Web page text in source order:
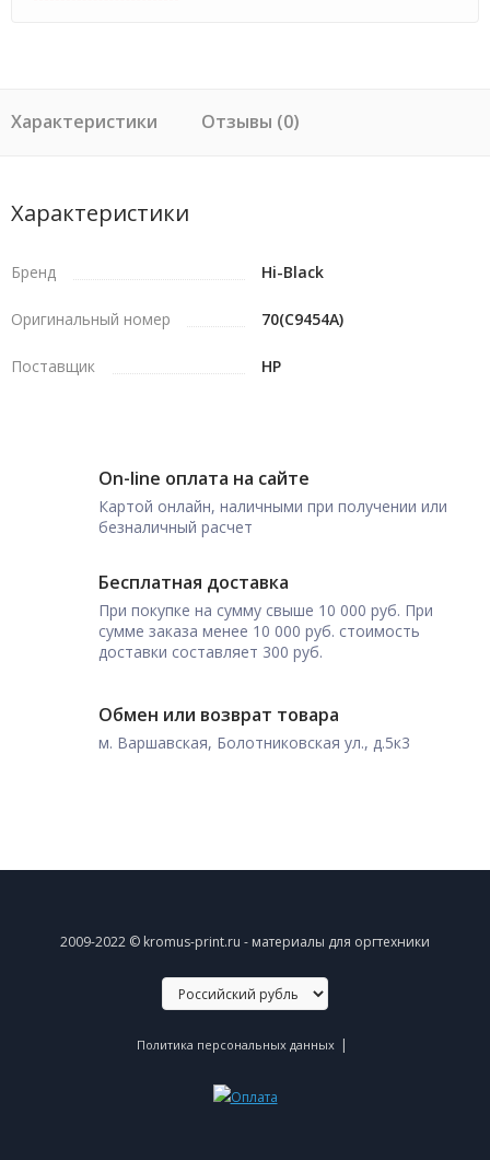
Характеристики Отзывы (0)
Характеристики
Бренд Hi-Black
Оригинальный номер 70(C9454A)
Поставщик HP
On-line оплата на сайте
Картой онлайн, наличными при получении или
безналичный расчет
Бесплатная доставка
При покупке на сумму свыше 10 000 руб. При
сумме заказа менее 10 000 руб. стоимость
доставки составляет 300 руб.
Обмен или возврат товара
м. Варшавская, Болотниковская ул., д.5к3
2009-2022 © kromus-print.ru - материалы для оргтехники
Политика персональных данных |